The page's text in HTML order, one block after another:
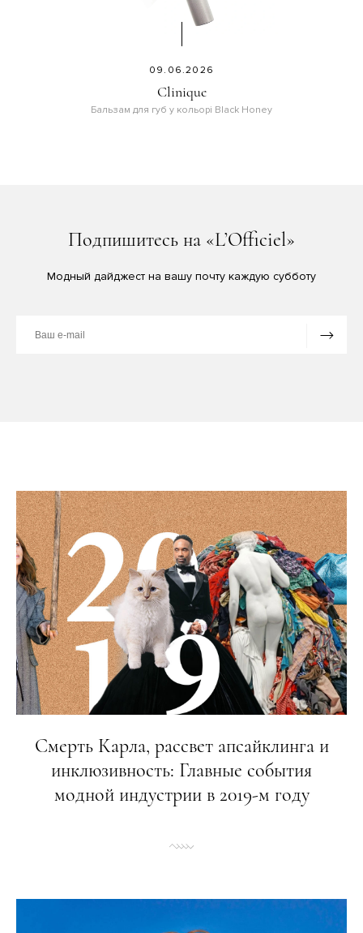
09.06.2026
Clinique
Бальзам для губ у кольорі Black Honey
Подпишитесь на «L’Officiel»
Модный дайджест на вашу почту каждую субботу
Смерть Карла, рассвет апсайклинга и
инклюзивность: Главные события
модной индустрии в 2019-м году